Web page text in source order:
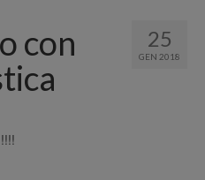
25
GEN 2018
con